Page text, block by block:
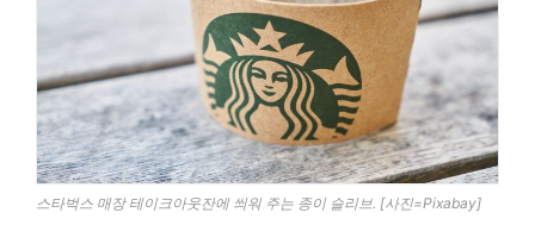
스타벅스 매장 테이크아웃잔에 씌워 주는 종이 슬리브. [사진=Pixabay]